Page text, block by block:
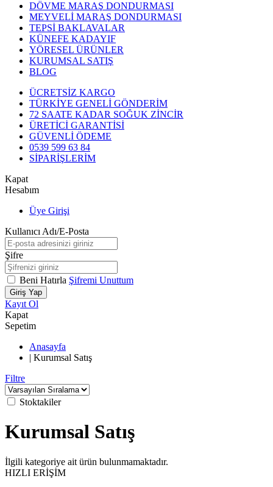
DÖVME MARAŞ DONDURMASI
MEYVELİ MARAŞ DONDURMASI
TEPSİ BAKLAVALAR
KÜNEFE KADAYIF
YÖRESEL ÜRÜNLER
KURUMSAL SATIŞ
BLOG
ÜCRETSİZ KARGO
TÜRKİYE GENELİ GÖNDERİM
72 SAATE KADAR SOĞUK ZİNCİR
ÜRETİCİ GARANTİSİ
GÜVENLİ ÖDEME
0539 599 63 84
SİPARİŞLERİM
Kapat
Hesabım
Üye Girişi
Kullanıcı Adı/E-Posta
Şifre
Beni Hatırla Şifremi Unuttum
Giriş Yap
Kayıt Ol
Kapat
Sepetim
Anasayfa
| Kurumsal Satış
Filtre
Stoktakiler
Kurumsal Satış
İlgili kategoriye ait ürün bulunmamaktadır.
HIZLI ERİŞİM